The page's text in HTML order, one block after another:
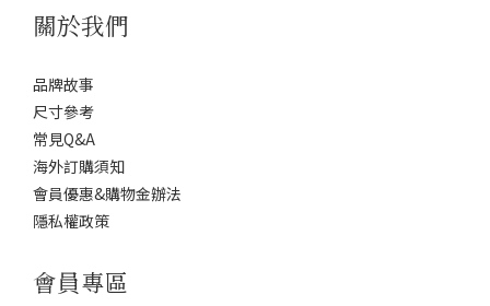
關於我們
品牌故事
尺寸參考
常見Q&A
海外訂購須知
會員優惠&購物金辦法
隱私權政策
會員專區